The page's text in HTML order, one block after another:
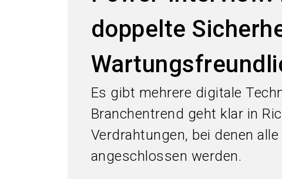
doppelte
Es gibt mehrere digitale
Branchentrend geht klar in
Verdrahtungen, bei denen
angeschlossen werden.